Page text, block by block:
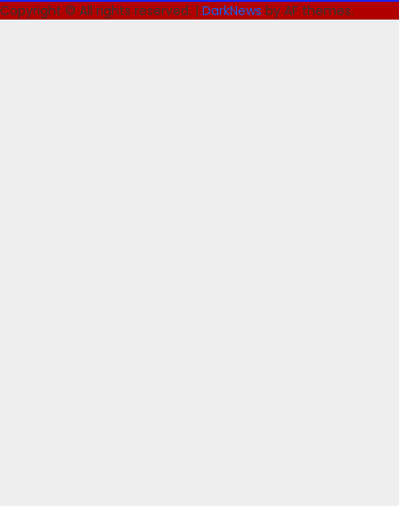
Copyright © All rights reserved. | DarkNews by AF themes.